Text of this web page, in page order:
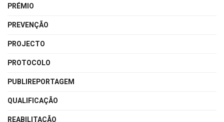
PRÉMIO
PREVENÇÃO
PROJECTO
PROTOCOLO
PUBLIREPORTAGEM
QUALIFICAÇÃO
REABILITAÇÃO